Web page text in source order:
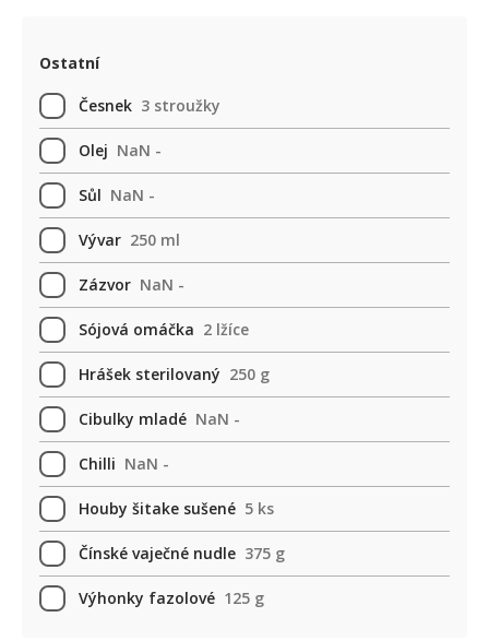
Ostatní
Česnek 3 stroužky
Olej NaN -
Sůl NaN -
Vývar 250 ml
Zázvor NaN -
Sójová omáčka 2 lžíce
Hrášek sterilovaný 250 g
Cibulky mladé NaN -
Chilli NaN -
Houby šitake sušené 5 ks
Čínské vaječné nudle 375 g
Výhonky fazolové 125 g